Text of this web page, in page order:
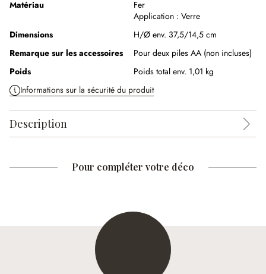
Matériau
Fer
Application : Verre
Dimensions
H/Ø env. 37,5/14,5 cm
Remarque sur les accessoires
Pour deux piles AA (non incluses)
Poids
Poids total env. 1,01 kg
Informations sur la sécurité du produit
Description
Pour compléter votre déco